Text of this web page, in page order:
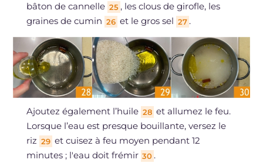
bâton de cannelle 25 , les clous de girofle, les
graines de cumin 26 et le gros sel 27 .
Ajoutez également l’huile 28 et allumez le feu.
Lorsque l’eau est presque bouillante, versez le
riz 29 et cuisez à feu moyen pendant 12
minutes ; l'eau doit frémir 30 .